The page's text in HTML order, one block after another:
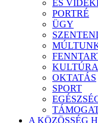
ÉS
PORTRÉ
ÜGY
KULTÚRA
OKTATÁS
SPORT
A KÖZÖSSÉG